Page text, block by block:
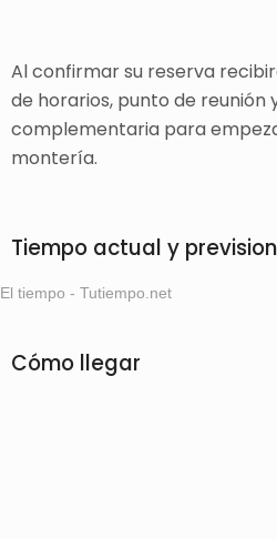
Al confirmar su reserva
de horarios, punto de reunión
complementaria para
montería.
Tiempo actual y
El tiempo - Tutiempo.net
Cómo llegar